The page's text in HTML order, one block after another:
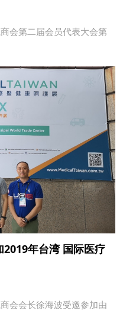
会第二届会员代表大会第
年台湾 国际医疗
会会长徐海波受邀参加由